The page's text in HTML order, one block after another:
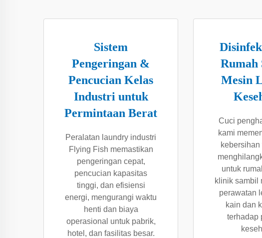
Sistem
Pengeringan &
Pencucian Kelas
Industri untuk
Permintaan Berat
Peralatan laundry industri
Flying Fish memastikan
pengeringan cepat,
pencucian kapasitas
tinggi, dan efisiensi
energi, mengurangi waktu
henti dan biaya
operasional untuk pabrik,
hotel, dan fasilitas besar.
Rumah
Mesin
Cuci
kami
kebersihan
untuk
klinik sambil
perawatan
kain dan
terhadap